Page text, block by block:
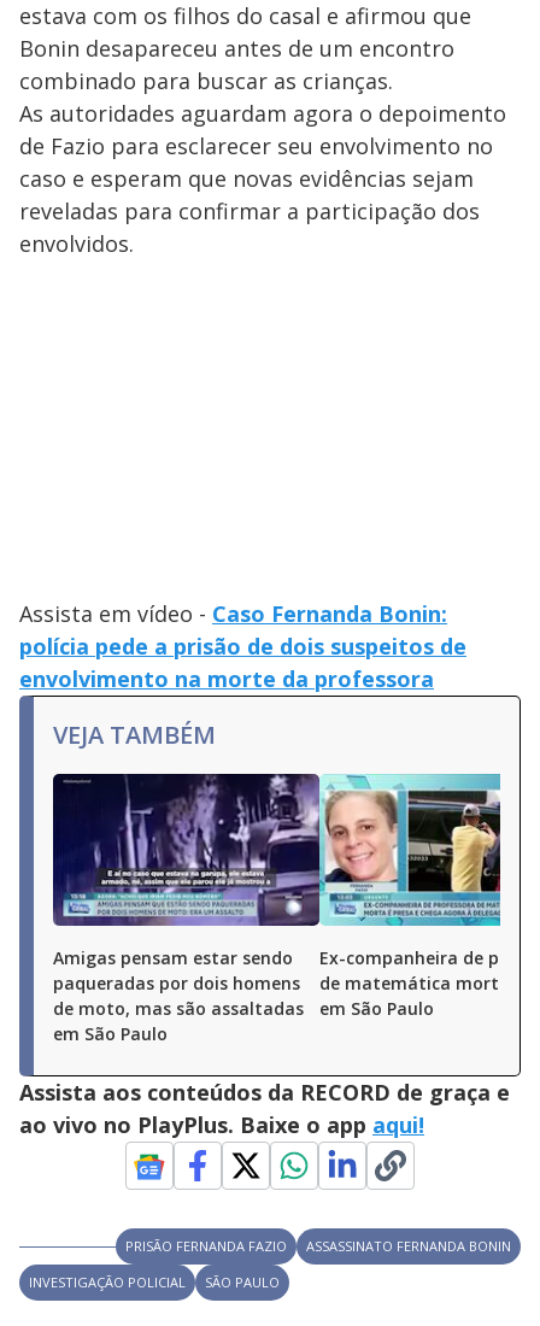
estava com os filhos do casal e afirmou que
Bonin desapareceu antes de um encontro
combinado para buscar as crianças.
As autoridades aguardam agora o depoimento
de Fazio para esclarecer seu envolvimento no
caso e esperam que novas evidências sejam
reveladas para confirmar a participação dos
envolvidos.
Assista em vídeo - Caso Fernanda Bonin:
polícia pede a prisão de dois suspeitos de
envolvimento na morte da professora
VEJA TAMBÉM
Amigas pensam estar sendo
paqueradas por dois homens
de moto, mas são assaltadas
em São Paulo
Ex-companheira de
de matemática morta é
em São Paulo
Assista aos conteúdos da RECORD de graça e
ao vivo no PlayPlus. Baixe o app aqui!
PRISÃO FERNANDA FAZIO
ASSASSINATO FERNANDA BONIN
INVESTIGAÇÃO POLICIAL
SÃO PAULO